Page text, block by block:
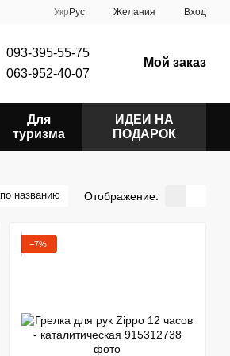
Укр Рус Желания Вход
093-395-55-75
063-952-40-07
Мой заказ
Для
туризма
ИДЕИ НА
ПОДАРОК
по названию Отображение:
−7%